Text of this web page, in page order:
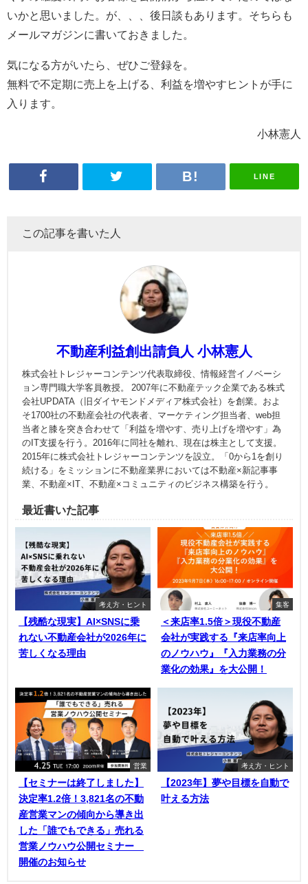
いかと思いました。が、、、後日談もあります。そちらも
メールマガジンに書いておきました。
気になる方がいたら、ぜひご登録を。
無料で不定期に売上を上げる、利益を増やすヒントが手に
入ります。
小林憲人
LINE
この記事を書いた人
不動産利益創出請負人 小林憲人
株式会社トレジャーコンテンツ代表取締役、情報経営イノベーシ
ョン専門職大学客員教授。 2007年に不動産テック企業である株式
会社UPDATA（旧ダイヤモンドメディア株式会社）を創業。およ
そ1700社の不動産会社の代表者、マーケティング担当者、web担
当者と膝を突き合わせて「利益を増やす、売り上げを増やす」為
のIT支援を行う。2016年に同社を離れ、現在は株主として支援。
2015年に株式会社トレジャーコンテンツを設立。「0から1を創り
続ける」をミッションに不動産業界においては不動産×新記事事
業、不動産×IT、不動産×コミュニティのビジネス構築を行う。
最近書いた記事
考え方・ヒント
【残酷な現実】AI×SNSに乗
れない不動産会社が2026年に
苦しくなる理由
集客
＜来店率1.5倍＞現役不動産
会社が実践する『来店率向上
のノウハウ』『入力業務の分
業化の効果』を大公開！
営業
【セミナーは終了しました】
決定率1.2倍！3,821名の不動
産営業マンの傾向から導き出
した「誰でもできる」売れる
営業ノウハウ公開セミナー
開催のお知らせ
考え方・ヒント
【2023年】夢や目標を自動で
叶える方法